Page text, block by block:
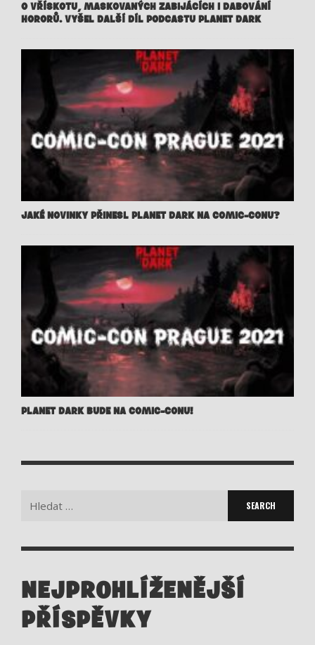
O VŘÍSKOTU, MASKOVANÝCH ZABIJÁCÍCH I DABOVÁNÍ
HORORŮ. VYŠEL DALŠÍ DÍL PODCASTU PLANET DARK
JAKÉ NOVINKY PŘINESL PLANET DARK NA COMIC-CONU?
PLANET DARK BUDE NA COMIC-CONU!
NEJPROHLÍŽENĚJŠÍ
PŘÍSPĚVKY